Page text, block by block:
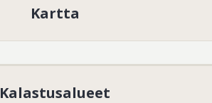
Kartta
Kalastusalueet